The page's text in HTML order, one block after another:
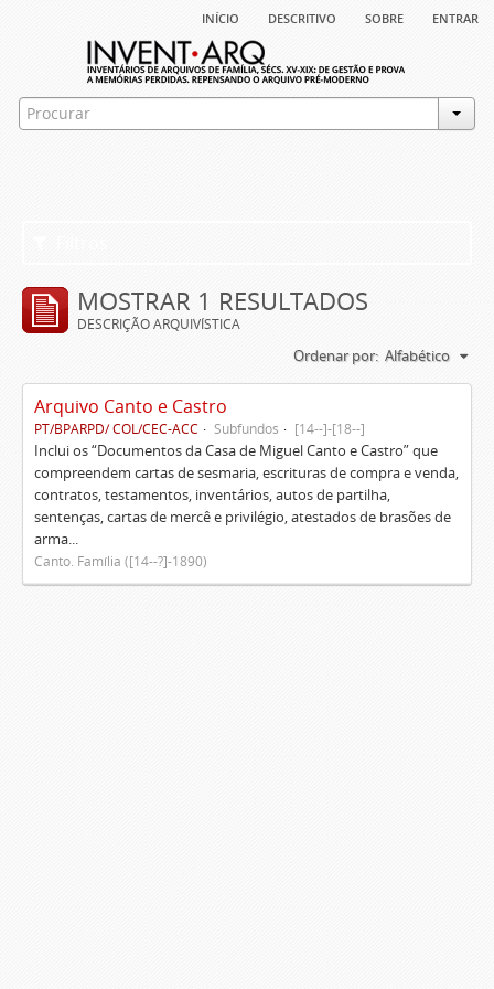
início descritivo sobre entrar
MOSTRAR 1 RESULTADOS
DESCRIÇÃO ARQUIVÍSTICA
Ordenar por: Alfabético
Arquivo Canto e Castro
PT/BPARPD/ COL/CEC-ACC Subfundos [14--]-[18--]
Inclui os “Documentos da Casa de Miguel Canto e Castro” que
compreendem cartas de sesmaria, escrituras de compra e venda,
contratos, testamentos, inventários, autos de partilha,
sentenças, cartas de mercê e privilégio, atestados de brasões de
arma...
Canto. Família ([14--?]-1890)